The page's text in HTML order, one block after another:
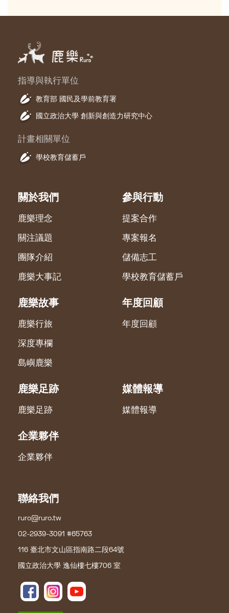
指導與執行單位
教育部 國民及學前教育署
國立政治大學 創新與創造力研究中心
計畫相關單位
學校教育儲蓄戶
關於我們
鹿樂理念
關注議題
團隊介紹
鹿樂大事記
參與行動
提案合作
專案報名
儲備志工
學校教育儲蓄戶
鹿樂故事
鹿樂行旅
深度專欄
島嶼鹿樂
年度回顧
年度回顧
鹿樂足跡
鹿樂足跡
媒體報導
媒體報導
企業夥伴
企業夥伴
聯絡我們
ruro@ruro.tw
02-2939-3091 #65763
116 臺北市文山區指南路二段64號
國立政治大學 逸仙樓七樓706 室